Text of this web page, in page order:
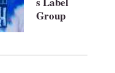
Group